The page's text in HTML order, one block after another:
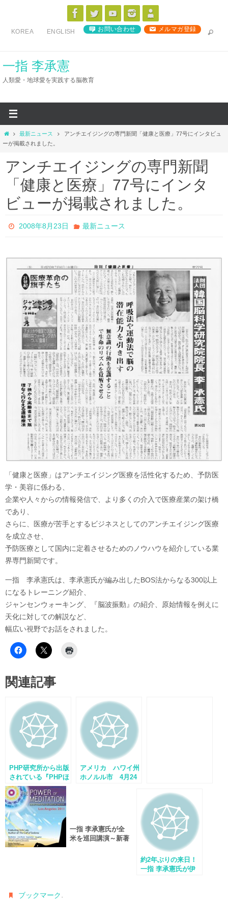
ス
KOREA ENGLISH お問い合わせ メルマガ登録
一指 李承憲
人類愛・地球愛を実践する脳教育
ホ
ー
最新ニュース
アンチエイジングの専門新聞「健康と医療」77号にインタビュ
ーが掲載されました。
アンチエイジングの専門新聞
「健康と医療」77号にインタ
ビューが掲載されました。
2008年8月23日 最新ニュース
「健康と医療」はアンチエイジング医療を活性化するため、予防医
学・美容に係わる、
企業や人々からの情報発信で、より多くの介入で医療産業の架け橋
であり、
さらに、医療が苦手とするビジネスとしてのアンチエイジング医療
を成立させ、
予防医療として国内に定着させるためのノウハウを紹介している業
界専門新聞です。
一指 李承憲氏は、李承憲氏が編み出したBOS法からなる300以上
になるトレーニング紹介、
ジャンセンウォーキング、『脳波振動』の紹介、原始情報を例えに
天化に対しての解説など、
幅広い視野でお話をされました。
関連記事
PHP研究所から出版
されている『PHPほ
んとうの時代』で一
指 李承憲氏のイン
タビューが掲載され
ました。
アメリカ ハワイ州
ホノルル市 4月24
一指 李承憲氏が全
米を巡回講演～新著
約2年ぶりの来日！
一指 李承憲氏が伊
ブックマーク.